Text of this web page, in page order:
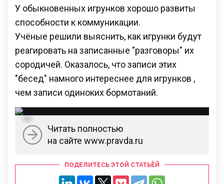
У обыкновенных игрунков хорошо развиты
способности к коммуникации.
Учёные решили выяснить, как игрунки будут
реагировать на записанные "разговоры" их
сородичей. Оказалось, что записи этих
"бесед" намного интереснее для игрунков ,
чем записи одиноких бормотаний.
Читать полностью
на сайте www.pravda.ru
ПОДЕЛИТЕСЬ ЭТОЙ СТАТЬЁЙ